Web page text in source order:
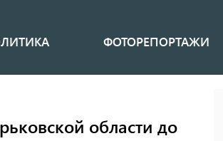
ФОТОРЕПОРТАЖИ
области до